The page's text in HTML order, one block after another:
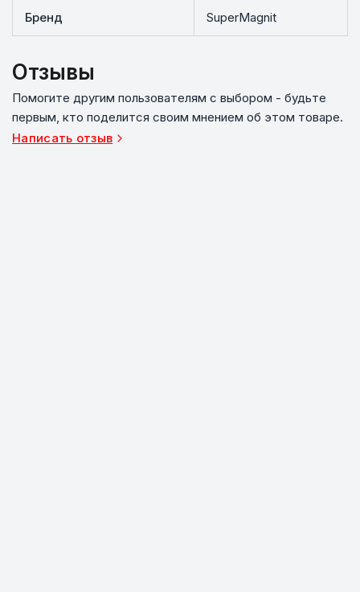
Бренд SuperMagnit
Отзывы
Помогите другим пользователям с выбором - будьте
первым, кто поделится своим мнением об этом товаре.
Написать отзыв